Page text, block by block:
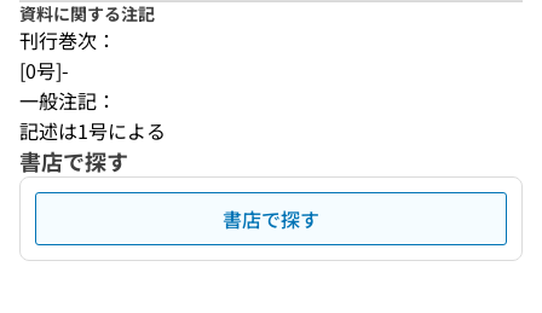
資料に関する注記
刊行巻次：
[0号]-
一般注記：
記述は1号による
書店で探す
書店で探す